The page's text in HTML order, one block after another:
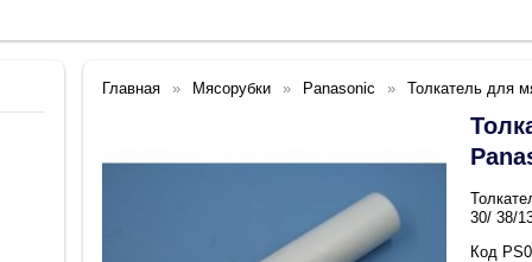
Главная Мясорубки Panasonic Толкатель для
30/ 38/
Код